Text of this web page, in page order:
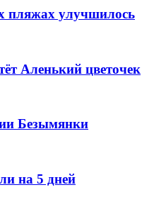
пляжах улучшилось
Аленький цветочек
Безымянки
на 5 дней